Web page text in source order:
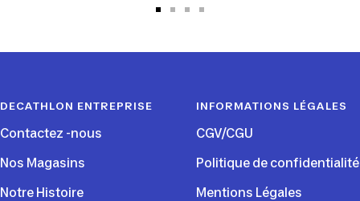
DECATHLON ENTREPRISE
Contactez -nous
Nos Magasins
Notre Histoire
INFORMATIONS LÉGALES
CGV/CGU
Politique de confidentialité
Mentions Légales